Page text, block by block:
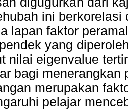
ini
lapan faktor
yang
nilai eigenvalue
bagi
merupakan
pelajar